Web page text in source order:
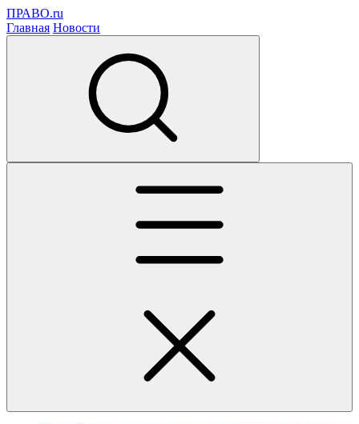
ПРАВО.ru
Главная Новости